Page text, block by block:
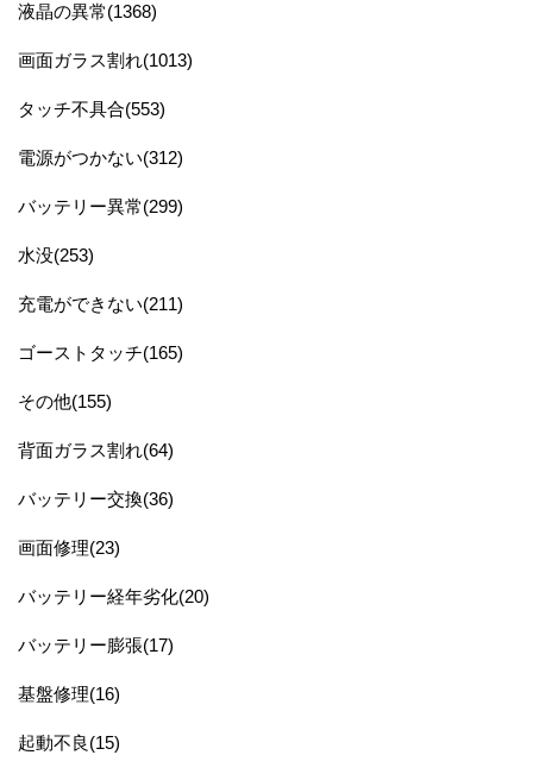
液晶の異常(1368)
画面ガラス割れ(1013)
タッチ不具合(553)
電源がつかない(312)
バッテリー異常(299)
水没(253)
充電ができない(211)
ゴーストタッチ(165)
その他(155)
背面ガラス割れ(64)
バッテリー交換(36)
画面修理(23)
バッテリー経年劣化(20)
バッテリー膨張(17)
基盤修理(16)
起動不良(15)